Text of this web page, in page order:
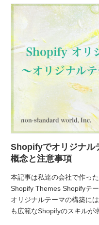
Shopifyでオリジナル
概念と注意事項
本記事は私達の会社で作っ
Shopify Themes Shopifyテ
オリジナルテーマの構築に
も広範なShopifyのスキルが